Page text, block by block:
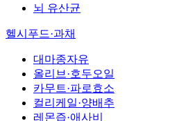
뇌 유산균
헬시푸드·과채
대마종자유
올리브·호두오일
카무트·파로효소
컬리케일·양배추
레몬즙·애사비